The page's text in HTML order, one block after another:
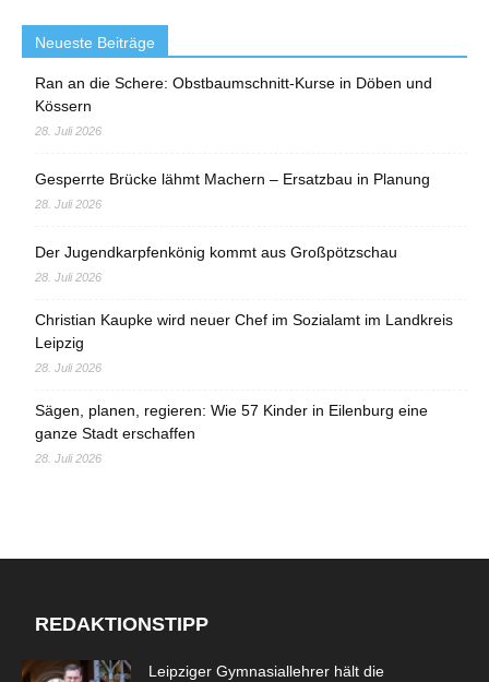
Neueste Beiträge
Ran an die Schere: Obstbaumschnitt-Kurse in Döben und
Kössern
28. Juli 2026
Gesperrte Brücke lähmt Machern – Ersatzbau in Planung
28. Juli 2026
Der Jugendkarpfenkönig kommt aus Großpötzschau
28. Juli 2026
Christian Kaupke wird neuer Chef im Sozialamt im Landkreis
Leipzig
28. Juli 2026
Sägen, planen, regieren: Wie 57 Kinder in Eilenburg eine
ganze Stadt erschaffen
28. Juli 2026
REDAKTIONSTIPP
Leipziger Gymnasiallehrer hält die